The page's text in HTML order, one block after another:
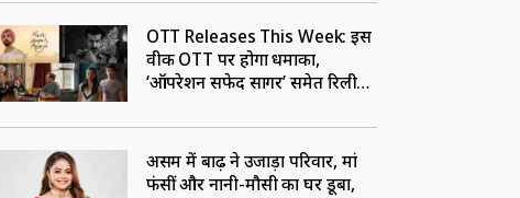
OTT Releases This Week: इस
वीक OTT पर होगा धमाका,
‘ऑपरेशन सफेद सागर’ समेत रिलीज
असम में बाढ़ ने उजाड़ा परिवार, मां
फंसीं और नानी-मौसी का घर डूबा,